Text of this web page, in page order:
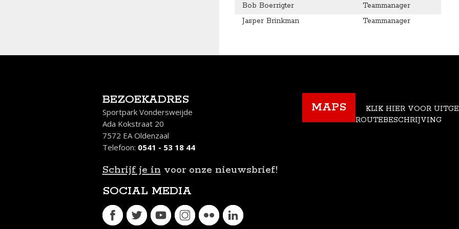
Bob Boerrigter
Teammanager
Jasper Brinkman
Teammanager
BEZOEKADRES
Sportpark Vondersweijde
Ada Kokstraat 20
7572 EA Oldenzaal
Telefoon: 0541 - 53 18 44
Schrijf je in voor onze nieuwsbrief!
SOCIAL MEDIA
MAPS
KLIK HIER VOOR
ROUTEBESCHRIJVING